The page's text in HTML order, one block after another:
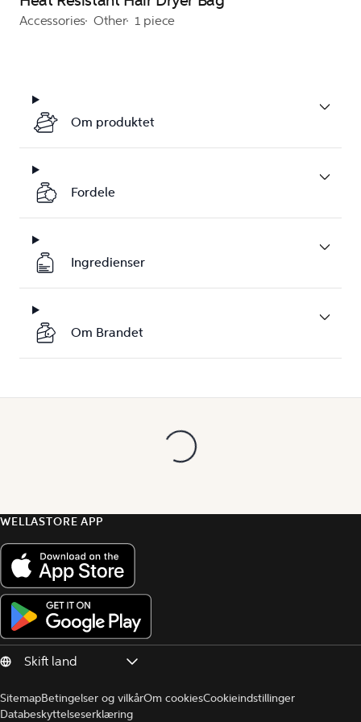
Accessories Other 1 piece
Om produktet
Fordele
Ingredienser
Om Brandet
WELLASTORE APP
SitemapBetingelser og vilkårOm cookiesCookieindstillinger
Databeskyttelseserklæring